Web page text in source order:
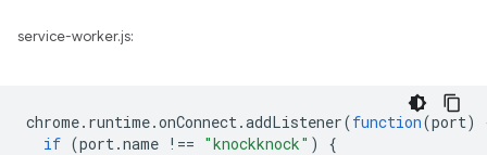
service-worker.js:
chrome. runtime.onConnect.addListener(function(port)
if (port.name !== "knockknock" )
{